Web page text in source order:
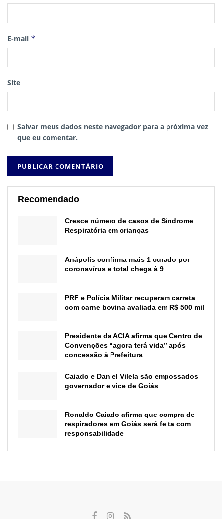
E-mail *
Site
Salvar meus dados neste navegador para a próxima vez
que eu comentar.
Recomendado
Cresce número de casos de Síndrome
Respiratória em crianças
Anápolis confirma mais 1 curado por
coronavírus e total chega à 9
PRF e Polícia Militar recuperam carreta
com carne bovina avaliada em R$ 500 mil
Presidente da ACIA afirma que Centro de
Convenções “agora terá vida” após
concessão à Prefeitura
Caiado e Daniel Vilela são empossados
governador e vice de Goiás
Ronaldo Caiado afirma que compra de
respiradores em Goiás será feita com
responsabilidade